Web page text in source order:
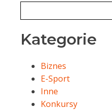
Kategorie
Biznes
E-Sport
Inne
Konkursy